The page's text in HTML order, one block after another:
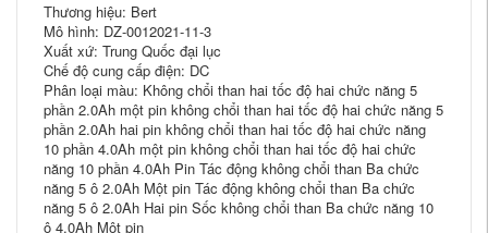
Thương hiệu: Bert
Mô hình: DZ-0012021-11-3
Xuất xứ: Trung Quốc đại lục
Chế độ cung cấp điện: DC
Phân loại màu: Không chổi than hai tốc độ hai chức năng 5
phần 2.0Ah một pin không chổi than hai tốc độ hai chức năng 5
phần 2.0Ah hai pin không chổi than hai tốc độ hai chức năng
10 phần 4.0Ah một pin không chổi than hai tốc độ hai chức
năng 10 phần 4.0Ah Pin Tác động không chổi than Ba ​​chức
năng 5 ô 2.0Ah Một pin Tác động không chổi than Ba ​​chức
năng 5 ô 2.0Ah Hai pin Sốc không chổi than Ba ​​chức năng 10
ô 4.0Ah Một pin